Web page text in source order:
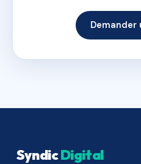
Demander
SyndicDigital